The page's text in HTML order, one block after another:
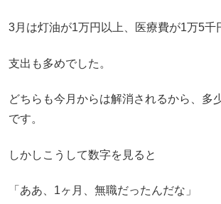
3月は灯油が1万円以上、医療費が1万5千
支出も多めでした。
どちらも今月からは解消されるから、多
です。
しかしこうして数字を見ると
「ああ、1ヶ月、無職だったんだな」